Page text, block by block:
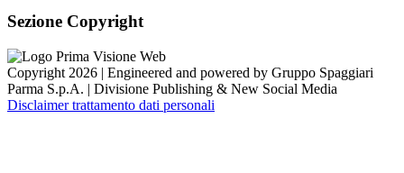
Sezione Copyright
Copyright 2026 | Engineered and powered by Gruppo Spaggiari
Parma S.p.A. | Divisione Publishing & New Social Media
Disclaimer trattamento dati personali